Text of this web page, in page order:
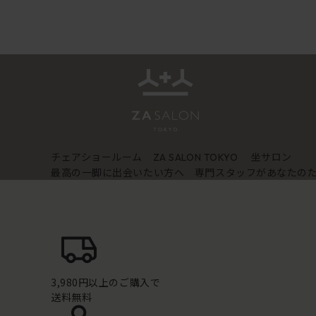
チェアショールーム ZA SALON TOKYO
坐サロン
最高の一脚に出会いたい方へ 専門スタッフがあなたの
3,980円以上のご購入で
送料無料